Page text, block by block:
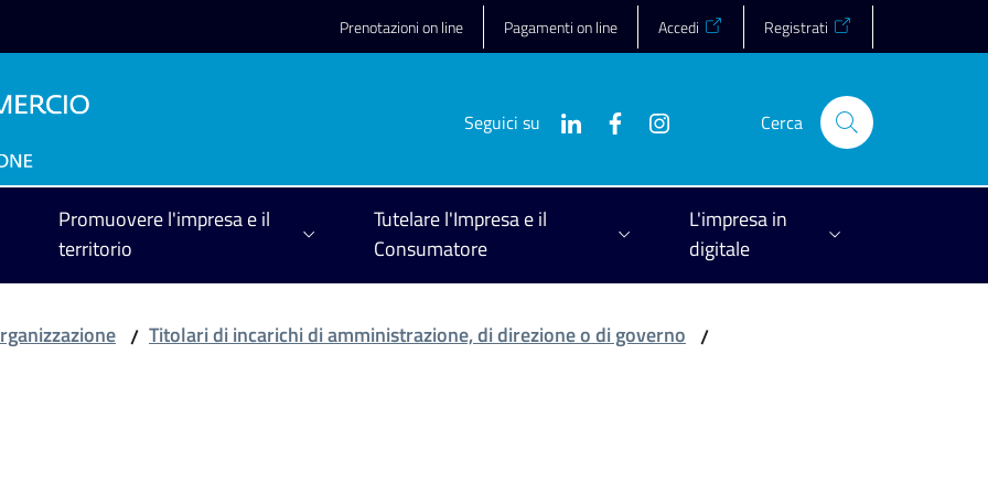
Prenotazioni on line Pagamenti on line Accedi Registrati
Seguici su Cerca
Promuovere l'impresa e il
territorio
Tutelare l'Impresa e il
Consumatore
L'impresa in
digitale
/ Titolari di incarichi di amministrazione, di direzione o di governo /